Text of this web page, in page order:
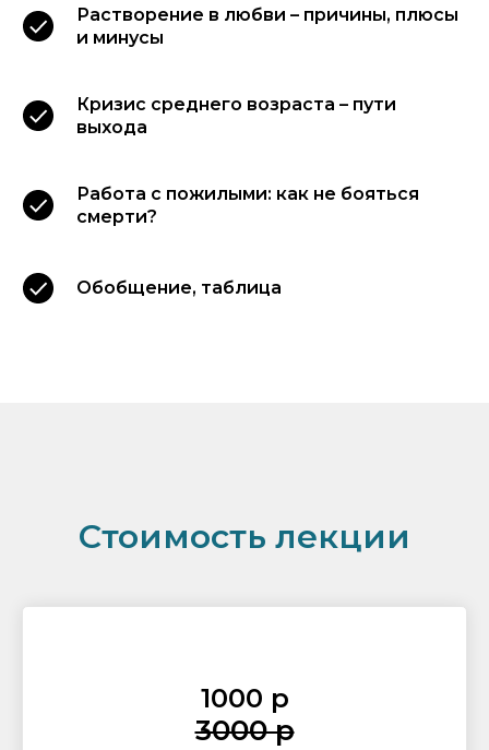
Растворение в любви – причины, плюсы
и минусы
Кризис среднего возраста – пути
выхода
Работа с пожилыми: как не бояться
смерти?
Обобщение, таблица
Стоимость лекции
1000 р
3000 р